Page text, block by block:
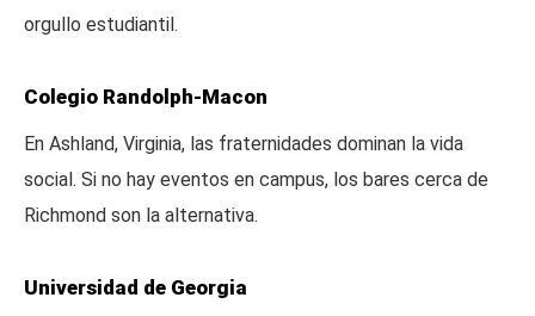
orgullo estudiantil.
Colegio Randolph-Macon
En Ashland, Virginia, las fraternidades dominan la vida
social. Si no hay eventos en campus, los bares cerca de
Richmond son la alternativa.
Universidad de Georgia